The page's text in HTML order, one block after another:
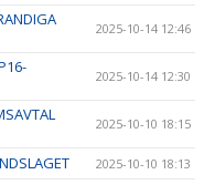
2025-10-14 12:46
2025-10-14 12:30
2025-10-10 18:15
2025-10-10 18:13